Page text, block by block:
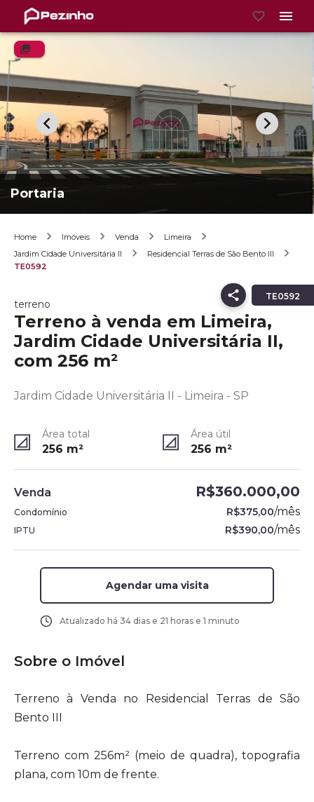
Portaria
Home Imóveis Venda
Limeira
Jardim Cidade Universitária II
Residencial Terras de São Bento III
TE0592
TE0592
terreno
Terreno à venda em Limeira,
Jardim Cidade Universitária II,
com 256 m²
Jardim Cidade Universitária II - Limeira - SP
Área total
256 m²
Área útil
256 m²
Venda R$360.000,00
Condomínio R$375,00/mês
IPTU R$390,00/mês
Agendar uma visita
Atualizado há 34 dias e 21 horas e 1 minuto
Sobre o Imóvel
Terreno à Venda no Residencial Terras de São
Bento III
Terreno com 256m² (meio de quadra), topografia
plana, com 10m de frente.